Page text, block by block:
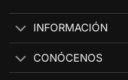
INFORMACIÓN
CONÓCENOS